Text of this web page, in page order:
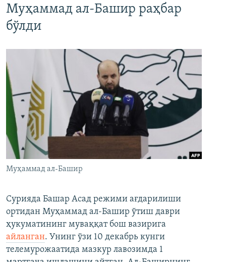
ИЖТИМОИЙ ТАРМОҚЛАР
Озодлик бошқа тилларда
Муҳаммад ал-Башир раҳбар
бўлди
Муҳаммад ал-Башир
Сурияда Башар Асад режими ағдарилиши
ортидан Муҳаммад ал-Башир ўтиш даври
ҳукуматининг муваққат бош вазирига
айланган. Унинг ўзи 10 декабрь кунги
телемурожаатида мазкур лавозимда 1